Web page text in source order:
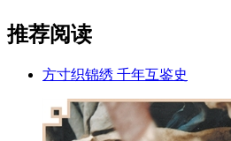
推荐阅读
方寸织锦绣 千年互鉴史